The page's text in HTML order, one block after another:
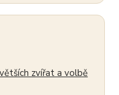
zvířat a volbě